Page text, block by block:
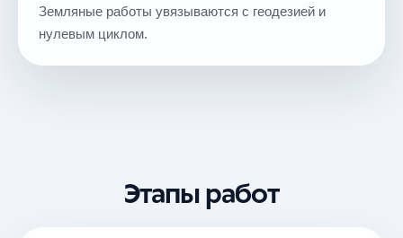
Земляные работы увязываются с геодезией и
нулевым циклом.
Этапы работ